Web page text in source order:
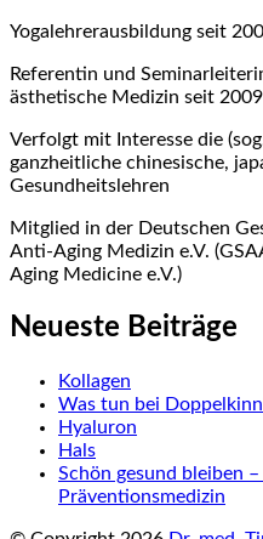
Yogalehrerausbildung seit
Referentin und
ästhetische Medizin seit 2009
Verfolgt mit Interesse die
ganzheitliche chinesische,
Gesundheitslehren
Mitglied in der Deutschen
Anti-Aging Medizin e.V.
Aging Medicine e.V.)
Neueste Beiträge
Kollagen
Was tun bei
Hyaluron
Hals
Schön gesund bleiben
Präventionsmedizin